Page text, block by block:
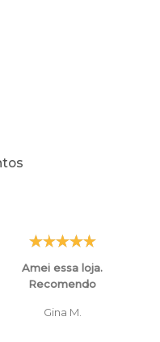
Amei essa loja.
Recomendo
Gina M.